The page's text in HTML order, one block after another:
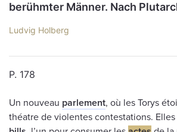
berühmter Männer. Nach
Ludvig Holberg
P. 178
Un nouveau parlement, où les Torys
théatre de violentes contestations.